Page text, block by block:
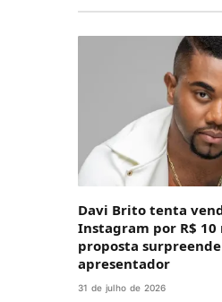
Davi Brito tenta
Instagram por R$ 10
proposta surpreende
apresentador
31 de julho de 2026